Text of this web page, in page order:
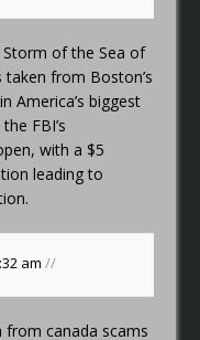
Storm of the Sea of
from Boston’s
America’s biggest
FBI’s
with a $5
leading to
am//
from canada scams